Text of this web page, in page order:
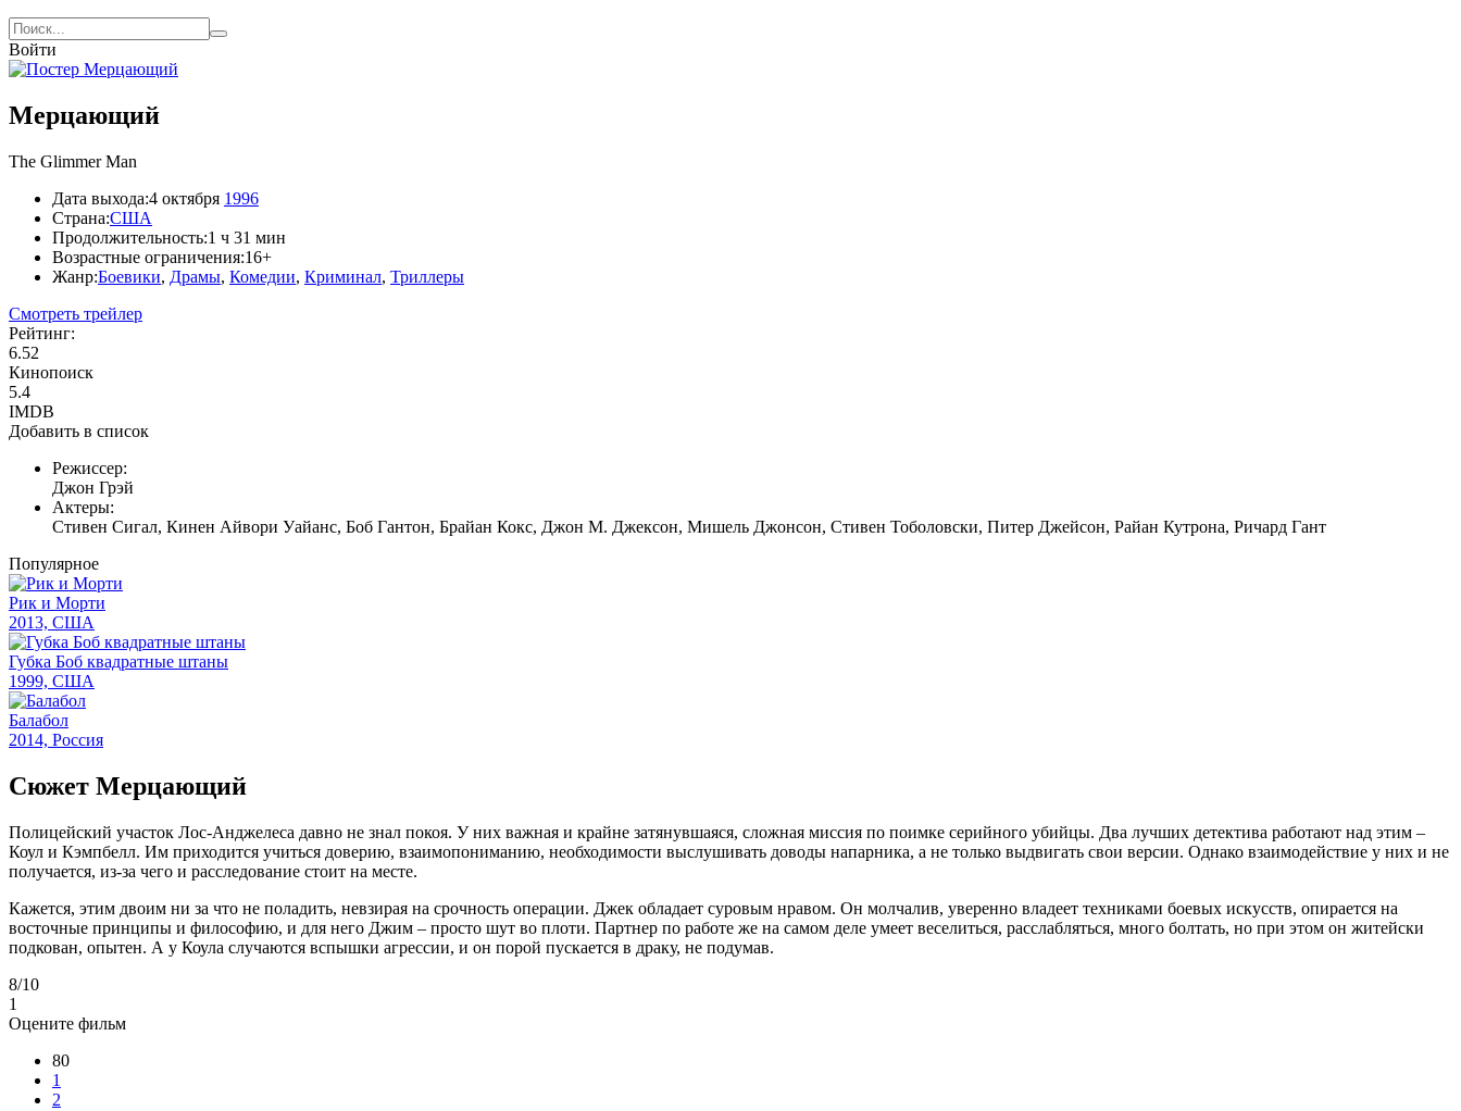
Войти
Мерцающий
The Glimmer Man
Дата выхода:4 октября 1996
Страна:США
Продолжительность:1 ч 31 мин
Возрастные ограничения:16+
Жанр:Боевики, Драмы, Комедии, Криминал, Триллеры
Смотреть трейлер
Рейтинг:
6.52
Кинопоиск
5.4
IMDB
Добавить в список
Режиссер:
Джон Грэй
Актеры:
Стивен Сигал, Кинен Айвори Уайанс, Боб Гантон, Брайан Кокс, Джон М. Джексон, Мишель Джонсон, Стивен Тоболовски, Питер Джейсон, Райан Кутрона, Ричард Гант
Популярное
Рик и Морти
2013, США
Губка Боб квадратные штаны
1999, США
Балабол
2014, Россия
Сюжет Мерцающий
Полицейский участок Лос-Анджелеса давно не знал покоя. У них важная и крайне затянувшаяся, сложная миссия по поимке серийного убийцы. Два лучших детектива работают над этим –
Коул и Кэмпбелл. Им приходится учиться доверию, взаимопониманию, необходимости выслушивать доводы напарника, а не только выдвигать свои версии. Однако взаимодействие у них и не
получается, из-за чего и расследование стоит на месте.
Кажется, этим двоим ни за что не поладить, невзирая на срочность операции. Джек обладает суровым нравом. Он молчалив, уверенно владеет техниками боевых искусств, опирается на
восточные принципы и философию, и для него Джим – просто шут во плоти. Партнер по работе же на самом деле умеет веселиться, расслабляться, много болтать, но при этом он житейски
подкован, опытен. А у Коула случаются вспышки агрессии, и он порой пускается в драку, не подумав.
8/10
1
Оцените фильм
80
1
2